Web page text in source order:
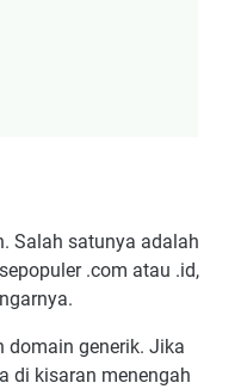
Salah satunya adalah
.com atau .id,
domain generik. Jika
di kisaran menengah